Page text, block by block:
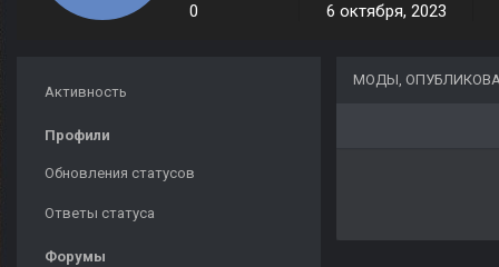
0 6 октября, 2023
Активность
Профили
Обновления статусов
Ответы статуса
Форумы
МОДЫ,